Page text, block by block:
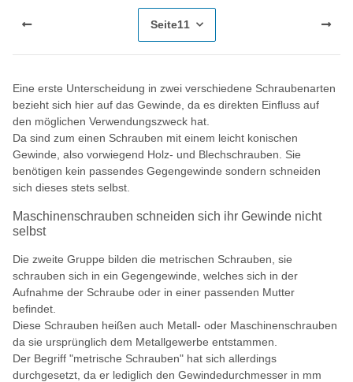
Seite11
Eine erste Unterscheidung in zwei verschiedene Schraubenarten
bezieht sich hier auf das Gewinde, da es direkten Einfluss auf
den möglichen Verwendungszweck hat.
Da sind zum einen Schrauben mit einem leicht konischen
Gewinde, also vorwiegend Holz- und Blechschrauben. Sie
benötigen kein passendes Gegengewinde sondern schneiden
sich dieses stets selbst.
Maschinenschrauben schneiden sich ihr Gewinde nicht
selbst
Die zweite Gruppe bilden die metrischen Schrauben, sie
schrauben sich in ein Gegengewinde, welches sich in der
Aufnahme der Schraube oder in einer passenden Mutter
befindet.
Diese Schrauben heißen auch Metall- oder Maschinenschrauben
da sie ursprünglich dem Metallgewerbe entstammen.
Der Begriff "metrische Schrauben" hat sich allerdings
durchgesetzt, da er lediglich den Gewindedurchmesser in mm